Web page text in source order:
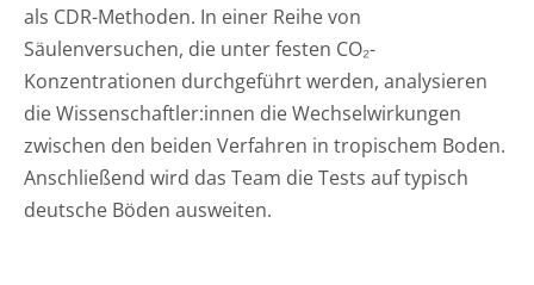
als CDR-Methoden. In einer Reihe von
Säulenversuchen, die unter festen CO₂-
Konzentrationen durchgeführt werden, analysieren
die Wissenschaftler:innen die Wechselwirkungen
zwischen den beiden Verfahren in tropischem Boden.
Anschließend wird das Team die Tests auf typisch
deutsche Böden ausweiten.